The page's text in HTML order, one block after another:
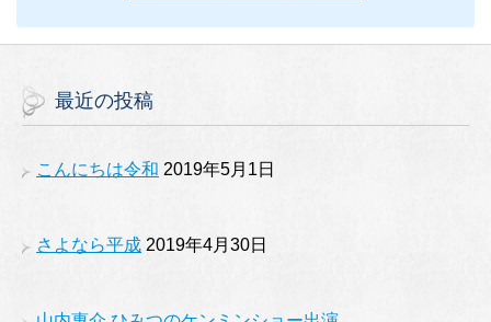
最近の投稿
こんにちは令和 2019年5月1日
さよなら平成 2019年4月30日